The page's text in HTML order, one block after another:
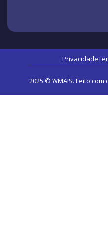
Privacidade
2025 © WMAIS. Feito com